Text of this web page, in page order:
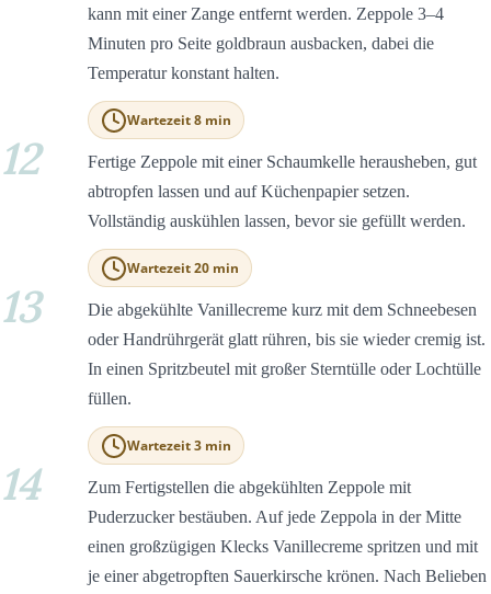
kann mit einer Zange entfernt werden. Zeppole 3–4
Minuten pro Seite goldbraun ausbacken, dabei die
Temperatur konstant halten.
Wartezeit 8 min
12
Fertige Zeppole mit einer Schaumkelle herausheben, gut
abtropfen lassen und auf Küchenpapier setzen.
Vollständig auskühlen lassen, bevor sie gefüllt werden.
Wartezeit 20 min
13
Die abgekühlte Vanillecreme kurz mit dem Schneebesen
oder Handrührgerät glatt rühren, bis sie wieder cremig ist.
In einen Spritzbeutel mit großer Sterntülle oder Lochtülle
füllen.
Wartezeit 3 min
14
Zum Fertigstellen die abgekühlten Zeppole mit
Puderzucker bestäuben. Auf jede Zeppola in der Mitte
einen großzügigen Klecks Vanillecreme spritzen und mit
je einer abgetropften Sauerkirsche krönen. Nach Belieben